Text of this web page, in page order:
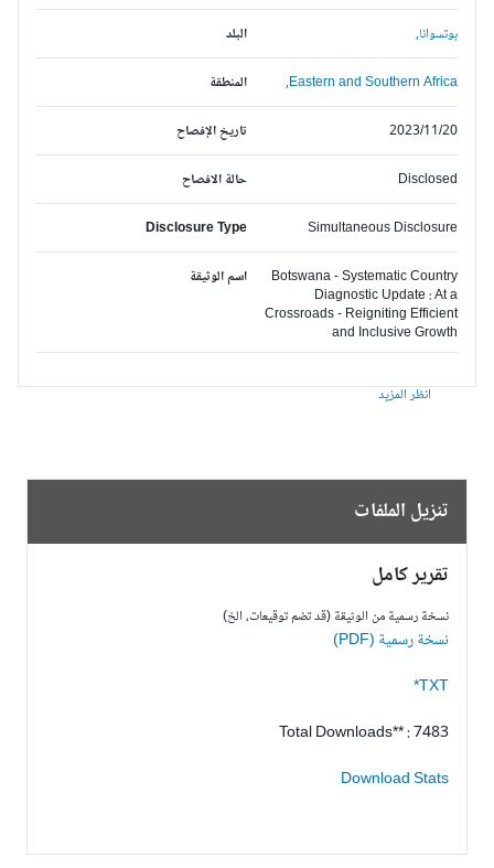
البلد بوتسوانا,
المنطقة Eastern and Southern Africa,
تاريخ الإفصاح 2023/11/20
حالة الافصاح Disclosed
Disclosure Type Simultaneous Disclosure
اسم الوثيقة
Botswana - Systematic Country
Diagnostic Update : At a
Crossroads - Reigniting Efficient
and Inclusive Growth
انظر المزيد
تنزيل الملفات
تقرير كامل
نسخة رسمية من الوثيقة (قد تضم توقيعات، الخ)
نسخة رسمية (PDF)
TXT*
Total Downloads** : 7483
Download Stats